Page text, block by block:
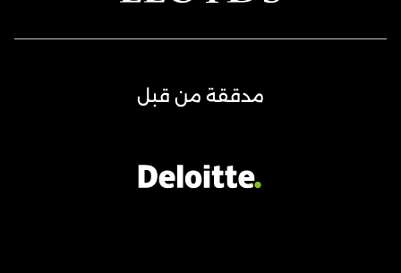
مدققة من قبل